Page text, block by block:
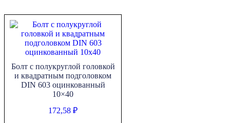
Болт с полукруглой головкой
и квадратным подголовком
DIN 603 оцинкованный
10×40
172,58₽